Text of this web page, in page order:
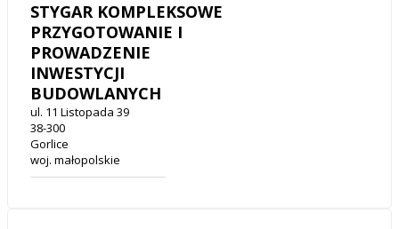
STYGAR KOMPLEKSOWE
PRZYGOTOWANIE I
PROWADZENIE
INWESTYCJI
BUDOWLANYCH
ul. 11 Listopada 39
38-300
Gorlice
woj. małopolskie